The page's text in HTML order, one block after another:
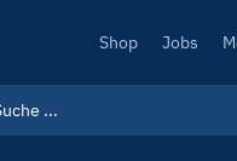
Secondary
Shop Jobs